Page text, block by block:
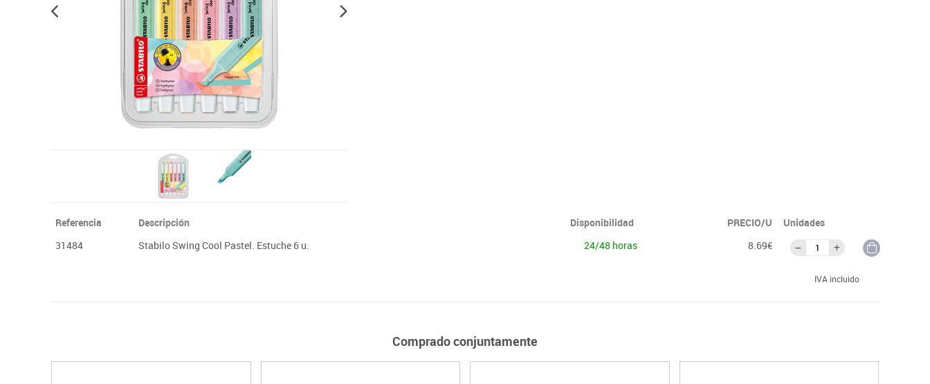
Plastifica, encuaderna, destruye
Referencia Descripción Disponibilidad PRECIO/U
Unidades
31484
Stabilo Swing Cool Pastel. Estuche 6 u. 24/48 horas 8.69€
IVA incluido
Comprado conjuntamente